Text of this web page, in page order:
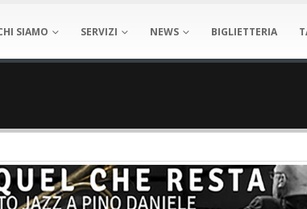
SIAMO SERVIZI NEWS BIGLIETTERIA